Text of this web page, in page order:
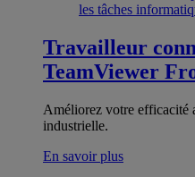
les tâches
Travailleur
TeamViewer
Améliorez votre efficacité
industrielle.
En savoir plus